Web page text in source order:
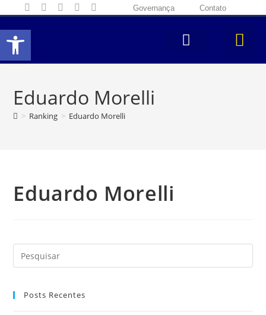
Abrir a barra de ferramentas
Governança Contato
Eduardo Morelli
> Ranking > Eduardo Morelli
Eduardo Morelli
Posts Recentes